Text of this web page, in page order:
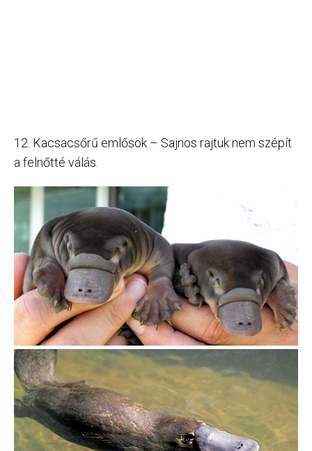
12. Kacsacsőrű emlősök – Sajnos rajtuk nem szépít
a felnőtté válás.